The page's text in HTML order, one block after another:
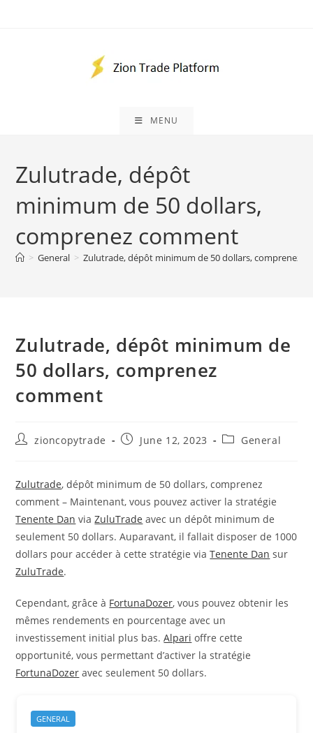
MENU
Zulutrade, dépôt
minimum de 50 dollars,
comprenez comment
> General > Zulutrade, dépôt minimum de 50 dollars, comprenez
Zulutrade, dépôt minimum de
50 dollars, comprenez
comment
Postzioncopytrade
PostJune 12, 2023
PostGeneral
Zulutrade, dépôt minimum de 50 dollars, comprenez
comment – Maintenant, vous pouvez activer la stratégie
Tenente Dan viaZuluTrade avec un dépôt minimum de
seulement 50 dollars. Auparavant, il fallait disposer de 1000
dollars pour accéder à cette stratégie viaTenente Dan sur
ZuluTrade.
Cependant, grâce à FortunaDozer, vous pouvez obtenir les
mêmes rendements en pourcentage avec un
investissement initial plus bas.Alpari offre cette
opportunité, vous permettant d’activer la stratégie
FortunaDozer avec seulement 50 dollars.
GENERAL